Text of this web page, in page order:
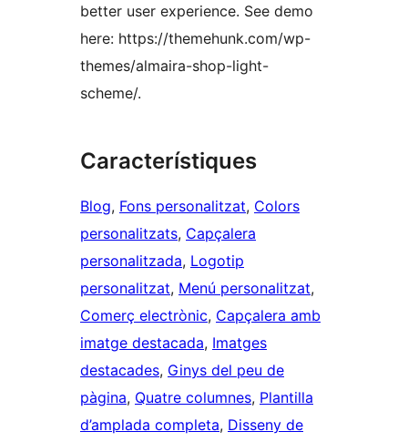
better user experience. See demo
here: https://themehunk.com/wp-
themes/almaira-shop-light-
scheme/.
Característiques
Blog, Fons personalitzat, Colors
personalitzats, Capçalera
personalitzada, Logotip
personalitzat, Menú personalitzat
Comerç electrònic, Capçalera amb
imatge destacada, Imatges
destacades, Ginys del peu de
pàgina, Quatre columnes, Plantilla
d’amplada completa, Disseny de